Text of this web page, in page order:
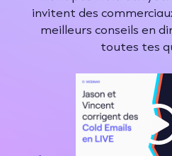
invitent des
meilleurs conseils en
toutes tes